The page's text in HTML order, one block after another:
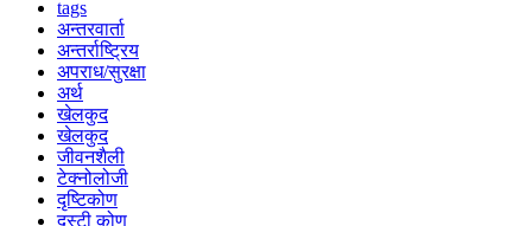
tags
अन्तरवार्ता
अन्तर्राष्ट्रिय
अपराध/सुरक्षा
अर्थ
खेलकुद
खेलकुद
जीवनशैली
टेक्नोलोजी
दृष्टिकोण
दृस्टी कोण